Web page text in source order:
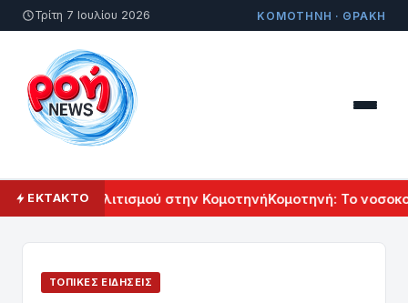
Τρίτη 7 Ιουλίου 2026 ΚΟΜΟΤΗΝΗ · ΘΡΑΚΗ
ΕΚΤΑΚΤΟΠολιτισμού στην ΚομοτηνήΚομοτηνή: Το
ΤΟΠΙΚΈΣ ΕΙΔΉΣΕΙΣ